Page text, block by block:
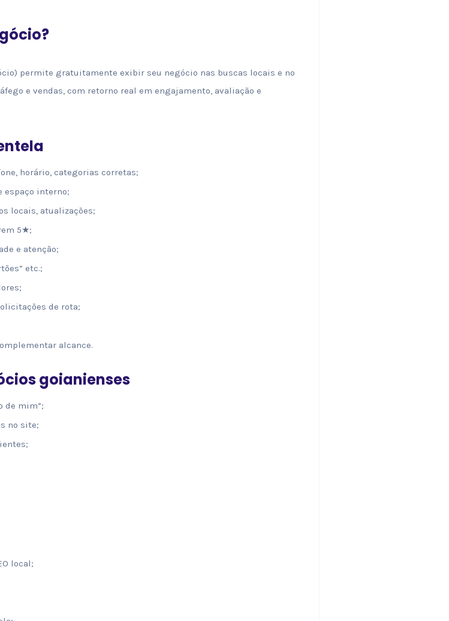
permite gratuitamente exibir seu negócio nas buscas locais e no
e vendas, com retorno real em engajamento, avaliação e
horário, categorias corretas;
espaço interno;
locais, atualizações;
5★;
e atenção;
etc.;
de rota;
alcance.
goianienses
de mim”;
no site;
local;